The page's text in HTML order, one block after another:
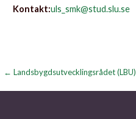
Kontakt:uls_smk@stud.slu.se
Inläggsnavigering
← Landsbygdsutvecklingsrådet (LBU)